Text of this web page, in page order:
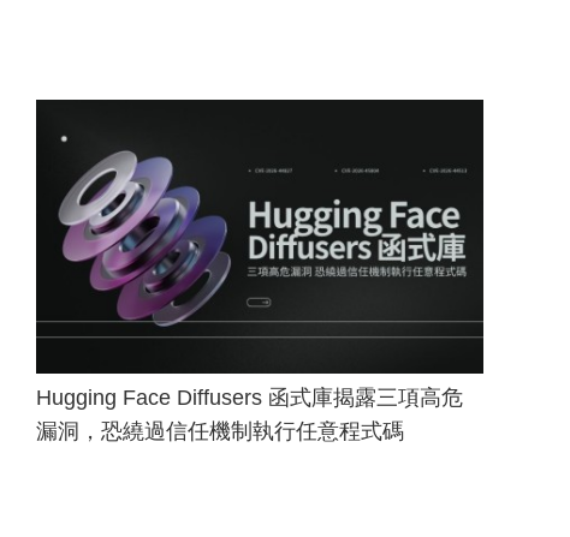
Hugging Face Diffusers 函式庫揭露三項高危
漏洞，恐繞過信任機制執行任意程式碼